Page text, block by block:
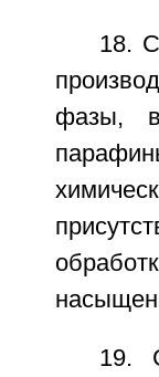
18.
фазы, в
19.